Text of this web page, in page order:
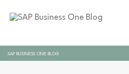
SAP BUSINESS ONE BLOG